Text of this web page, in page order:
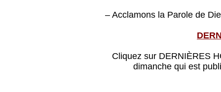
– Acclamons la Parole de
Cliquez sur DERNIÈRES
dimanche qui est